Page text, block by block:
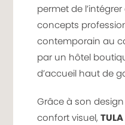
permet de
concepts
contemporain au
par un hôtel
d’accueil haut de
Grâce à son
confort visuel,TULA